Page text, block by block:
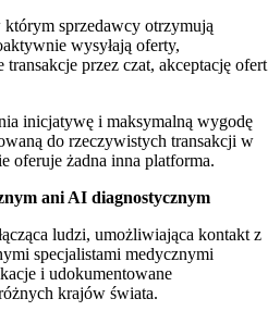
sprzedawcy otrzymują
wysyłają oferty,
transakcje przez czat, akceptację ofert
inicjatywę i maksymalną wygodę
do rzeczywistych transakcji w
oferuje żadna inna platforma.
ani AI diagnostycznym
ludzi, umożliwiająca kontakt z
specjalistami medycznymi
i udokumentowane
krajów świata.